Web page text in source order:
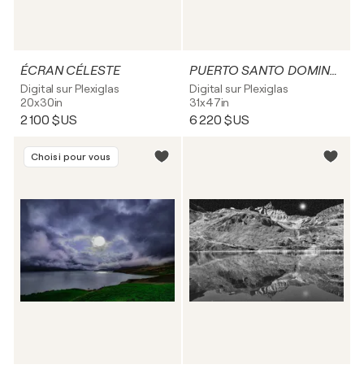
ÉCRAN CÉLESTE
Digital sur Plexiglas
20x30in
2 100 $US
PUERTO SANTO DOMINGO
Digital sur Plexiglas
31x47in
6 220 $US
Choisi pour vous